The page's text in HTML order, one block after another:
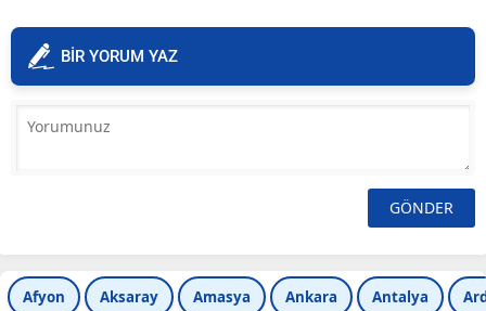
BİR YORUM YAZ
Afyon Aksaray Amasya Ankara Antalya